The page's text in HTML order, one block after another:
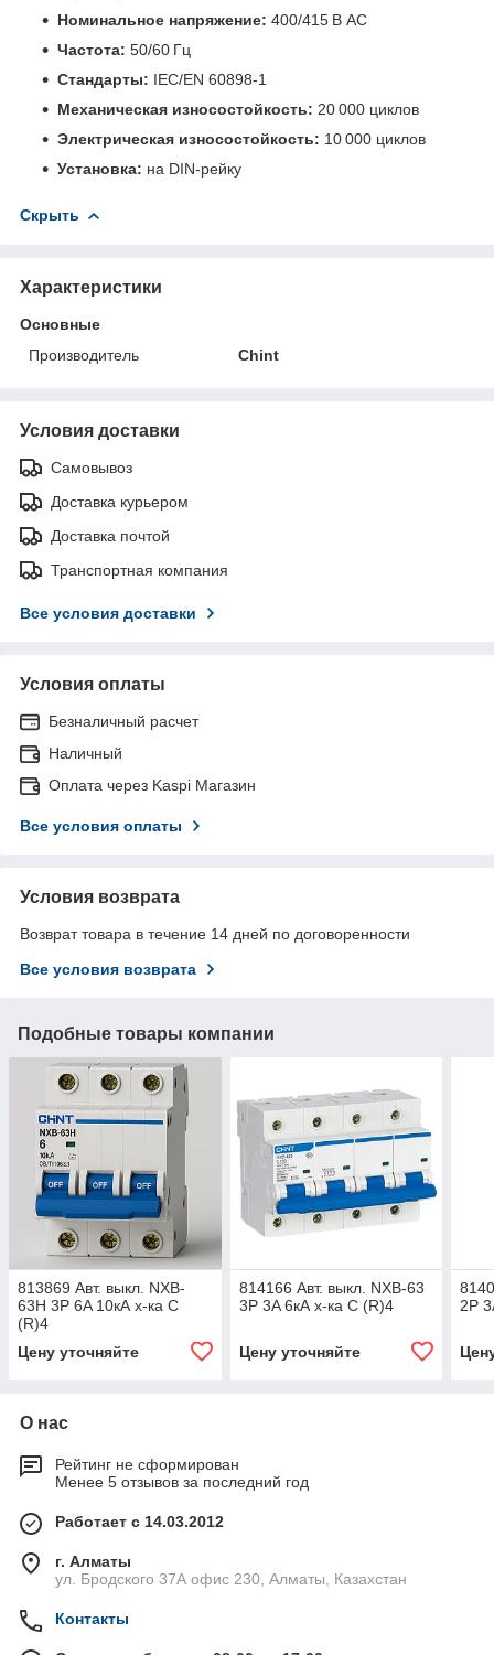
Номинальное напряжение: 400/415 В AC
Частота: 50/60 Гц
Стандарты: IEC/EN 60898-1
Механическая износостойкость: 20 000 циклов
Электрическая износостойкость: 10 000 циклов
Установка: на DIN-рейку
Скрыть
Характеристики
Основные
Производитель
Chint
Условия доставки
Самовывоз
Доставка курьером
Доставка почтой
Транспортная компания
Все условия доставки
Условия оплаты
Безналичный расчет
Наличный
Оплата через Kaspi Магазин
Все условия оплаты
Условия возврата
Возврат товара в течение 14 дней по договоренности
Все условия возврата
Подобные товары компании
813869 Авт. выкл. NXB-
63H 3P 6A 10кА х-ка C
(R)4
Цену уточняйте
814166 Авт. выкл. NXB-63
3P 3A 6кА х-ка C (R)4
Цену уточняйте
2P
О нас
Рейтинг не сформирован
Менее 5 отзывов за последний год
Работает с 14.03.2012
г. Алматы
ул. Бродского 37А офис 230, Алматы, Казахстан
Контакты